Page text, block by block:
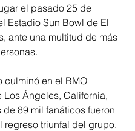
el pasado 25 de
Estadio Sun Bowl de El
ante una multitud de más
culminó en el BMO
Los Ángeles, California,
de 89 mil fanáticos fueron
regreso triunfal del grupo.